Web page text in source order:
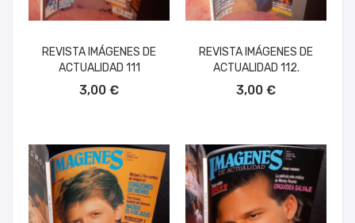
REVISTA IMÁGENES DE
ACTUALIDAD 111
3,00 €
REVISTA IMÁGENES DE
ACTUALIDAD 112.
3,00 €